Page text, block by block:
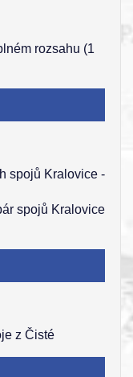
rozsahu (1
spojů Kralovice -
spojů Kralovice
z Čisté